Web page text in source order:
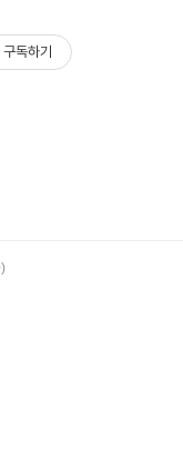
구독하기